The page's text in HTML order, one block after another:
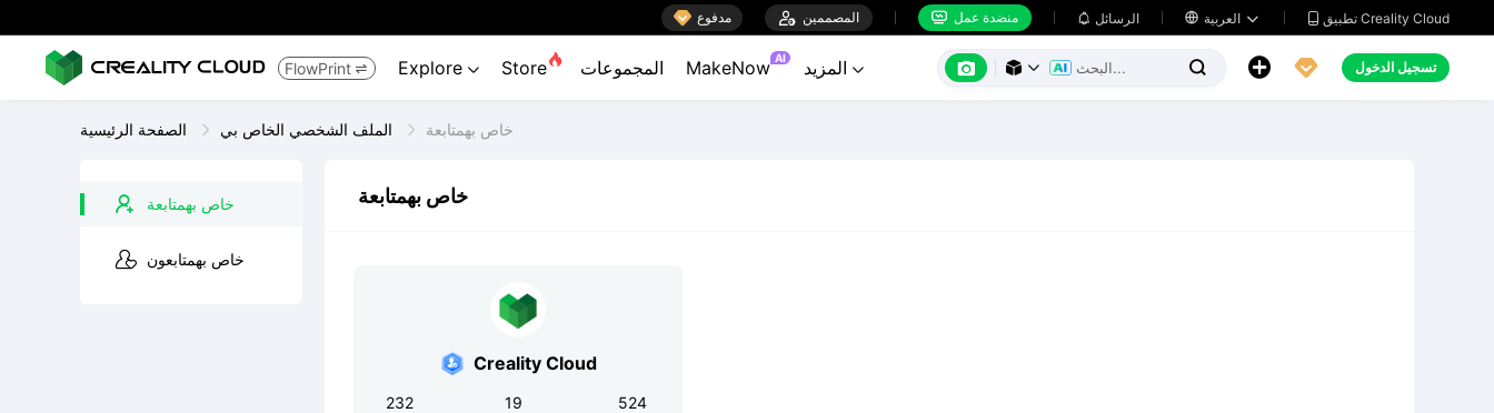
 مدفوع  المصممين  منضدة عمل  الرسائل    تطبيق Creality Cloud
FlowPrint  Explore  Store المجموعات MakeNow AI
       تسجيل الدخول
خاص بهمتابعة
خاص بهمتابعة
خاص بهمتابعون
خاص بهمتابعة
Creality Cloud
232
19
524